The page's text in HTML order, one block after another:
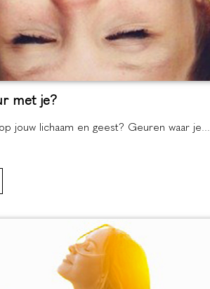
met je?
jouw lichaam en geest? Geuren waar je...